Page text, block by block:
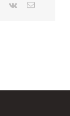
Pinterest
Vk
Correo